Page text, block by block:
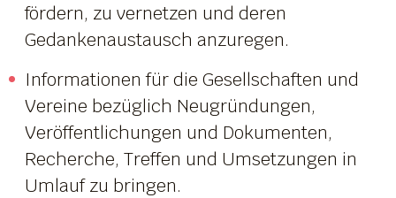
fördern, zu vernetzen und deren
Gedankenaustausch anzuregen.
Informationen für die Gesellschaften und
Vereine bezüglich Neugründungen,
Veröffentlichungen und Dokumenten,
Recherche, Treffen und Umsetzungen in
Umlauf zu bringen.